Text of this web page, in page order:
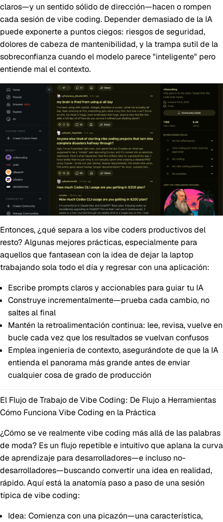
claros—y un sentido sólido de dirección—hacen o rompen
cada sesión de vibe coding. Depender demasiado de la IA
puede exponerte a puntos ciegos: riesgos de seguridad,
dolores de cabeza de mantenibilidad, y la trampa sutil de la
sobreconfianza cuando el modelo parece "inteligente" pero
entiende mal el contexto.
Entonces, ¿qué separa a los vibe coders productivos del
resto? Algunas mejores prácticas, especialmente para
aquellos que fantasean con la idea de dejar la laptop
trabajando sola todo el día y regresar con una aplicación:
Escribe prompts claros y accionables para guiar tu IA
Construye incrementalmente—prueba cada cambio, no
saltes al final
Mantén la retroalimentación continua: lee, revisa, vuelve en
bucle cada vez que los resultados se vuelvan confusos
Emplea ingeniería de contexto, asegurándote de que la IA
entienda el panorama más grande antes de enviar
cualquier cosa de grado de producción
El Flujo de Trabajo de Vibe Coding: De Flujo a Herramientas
Cómo Funciona Vibe Coding en la Práctica
¿Cómo se ve realmente vibe coding más allá de las palabras
de moda? Es un flujo repetible e intuitivo que aplana la curva
de aprendizaje para desarrolladores—e incluso no-
desarrolladores—buscando convertir una idea en realidad,
rápido. Aquí está la anatomía paso a paso de una sesión
típica de vibe coding:
Idea: Comienza con una picazón—una característica,